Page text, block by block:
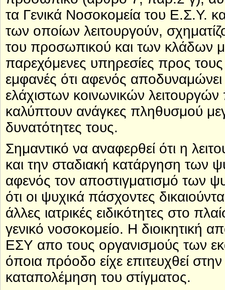
τα Γενικά Νοσοκομεία του Ε.Σ.Υ.
των οποίων λειτουργούν,
του προσωπικού και των κλάδων με
παρεχόμενες υπηρεσίες προς
εμφανές ότι αφενός αποδυναμώνει
ελάχιστων κοινωνικών
καλύπτουν ανάγκες πληθυσμού
δυνατότητες τους.
Σημαντικό να αναφερθεί ότι η
και την σταδιακή κατάργηση των
αφενός τον αποστιγματισμό των
ότι οι ψυχικά πάσχοντες
άλλες ιατρικές ειδικότητες στο
γενικό νοσοκομείο. Η διοικητική
ΕΣΥ απο τους οργανισμούς των
όποια πρόοδο είχε επιτευχθεί
καταπολέμηση του στίγματος.